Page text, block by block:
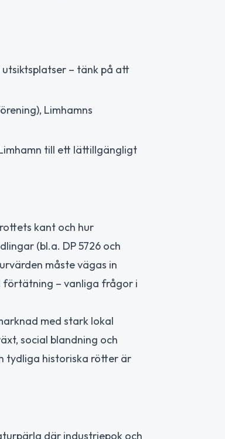
– tänk på att
Limhamns
till ett lättillgängligt
kant och hur
(bl.a. DP 5726 och
måste vägas in
förtätning – vanliga frågor i
med stark lokal
social blandning och
tydliga historiska rötter är
där industriepok och